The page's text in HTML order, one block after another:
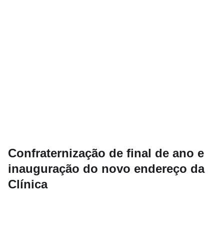
Confraternização de final de ano e
inauguração do novo endereço da
Clínica